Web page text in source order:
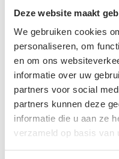
Deze website maakt
We gebruiken cookies
personaliseren, om
en om ons
informatie over uw
partners voor social
partners kunnen deze
informatie die u aan ze
verzameld op basis van
Beschrijving
Zwenk- en bokwielen met
vorken, in glansverzinkte
zwenkwielen he…Meer
Eigenschappen
Vaak samen